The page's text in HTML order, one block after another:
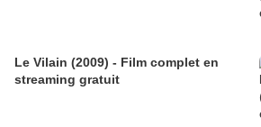
Le Vilain (2009) - Film complet en
streaming gratuit